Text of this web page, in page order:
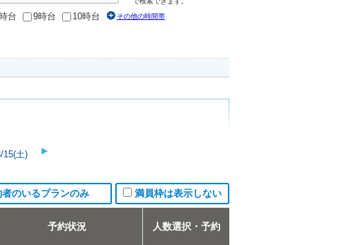
台 9時台 10時台 その他の時間帯
15(土)
満員枠は表示しない
者のいるプランのみ
予約状況 人数選択・予約